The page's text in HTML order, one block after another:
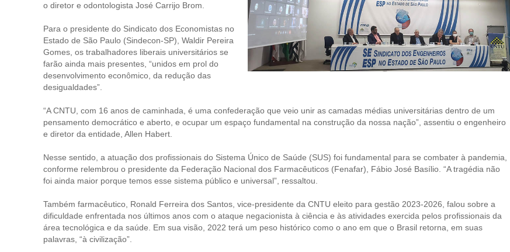
o diretor e odontologista José Carrijo Brom.
Para o presidente do Sindicato dos Economistas no
Estado de São Paulo (Sindecon-SP), Waldir Pereira
Gomes, os trabalhadores liberais universitários se
farão ainda mais presentes, “unidos em prol do
desenvolvimento econômico, da redução das
desigualdades”.
“A CNTU, com 16 anos de caminhada, é uma confederação que veio unir as camadas médias universitárias dentro de um
pensamento democrático e aberto, e ocupar um espaço fundamental na construção da nossa nação”, assentiu o engenheiro
e diretor da entidade, Allen Habert.
Nesse sentido, a atuação dos profissionais do Sistema Único de Saúde (SUS) foi fundamental para se combater à pandemia,
conforme relembrou o presidente da Federação Nacional dos Farmacêuticos (Fenafar), Fábio José Basílio. “A tragédia não
foi ainda maior porque temos esse sistema público e universal”, ressaltou.
Também farmacêutico, Ronald Ferreira dos Santos, vice-presidente da CNTU eleito para gestão 2023-2026, falou sobre a
dificuldade enfrentada nos últimos anos com o ataque negacionista à ciência e às atividades exercida pelos profissionais da
área tecnológica e da saúde. Em sua visão, 2022 terá um peso histórico como o ano em que o Brasil retorna, em suas
palavras, “à civilização”.